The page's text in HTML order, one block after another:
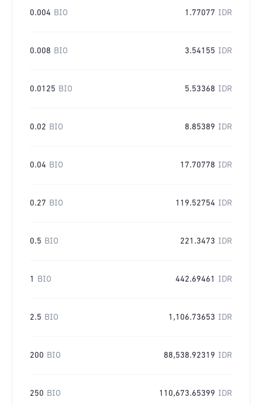
0.004 BIO 1.77077 IDR
0.008 BIO 3.54155 IDR
0.0125 BIO 5.53368 IDR
0.02 BIO 8.85389 IDR
0.04 BIO 17.70778 IDR
0.27 BIO 119.52754 IDR
0.5 BIO 221.3473 IDR
1 BIO 442.69461 IDR
2.5 BIO 1,106.73653 IDR
200 BIO 88,538.92319 IDR
250 BIO 110,673.65399 IDR